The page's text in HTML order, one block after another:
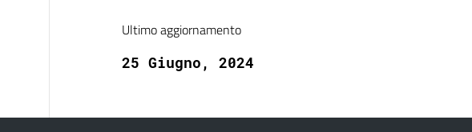
Ultimo aggiornamento
25 Giugno, 2024